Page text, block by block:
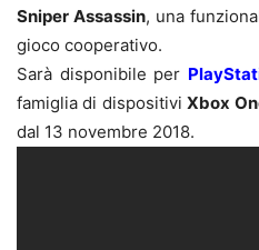
Sniper Assassin, una
gioco cooperativo.
Sarà disponibile per
famiglia di dispositiviXbox
dal 13 novembre 2018.